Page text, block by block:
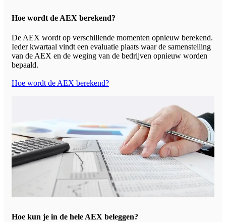
Hoe wordt de AEX berekend?
De AEX wordt op verschillende momenten opnieuw berekend.
Ieder kwartaal vindt een evaluatie plaats waar de samenstelling
van de AEX en de weging van de bedrijven opnieuw worden
bepaald.
Hoe wordt de AEX berekend?
Hoe kun je in de hele AEX beleggen?